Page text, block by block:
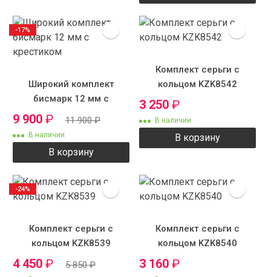
Широкий комплект
бисмарк 12 мм с
крестиком
9 900 ₽ 11 900₽
В наличии
В корзину
-17%
Комплект серьги с
кольцом KZK8542
3 250 ₽
В наличии
В корзину
Комплект серьги с
кольцом KZK8539
4 450 ₽ 5 850₽
-24%
Комплект серьги с
кольцом KZK8540
3 160 ₽